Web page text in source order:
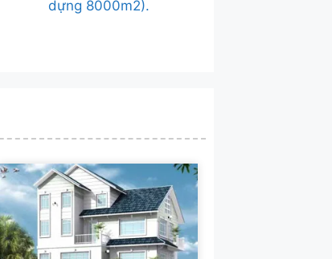
dựng 8000m2).